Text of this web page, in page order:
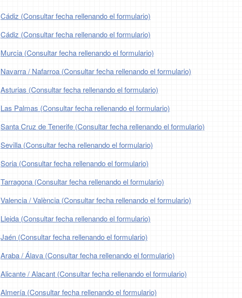
Cádiz (Consultar fecha rellenando el formulario)
Cádiz (Consultar fecha rellenando el formulario)
Murcia (Consultar fecha rellenando el formulario)
Navarra / Nafarroa (Consultar fecha rellenando el formulario)
Asturias (Consultar fecha rellenando el formulario)
Las Palmas (Consultar fecha rellenando el formulario)
Santa Cruz de Tenerife (Consultar fecha rellenando el formulario)
Sevilla (Consultar fecha rellenando el formulario)
Soria (Consultar fecha rellenando el formulario)
Tarragona (Consultar fecha rellenando el formulario)
Valencia / València (Consultar fecha rellenando el formulario)
Lleida (Consultar fecha rellenando el formulario)
Jaén (Consultar fecha rellenando el formulario)
Araba / Álava (Consultar fecha rellenando el formulario)
Alicante / Alacant (Consultar fecha rellenando el formulario)
Almería (Consultar fecha rellenando el formulario)